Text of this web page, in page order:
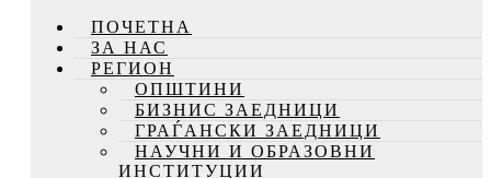
ПОЧЕТНА
ЗА НАС
РЕГИОН
ОПШТИНИ
БИЗНИС ЗАЕДНИЦИ
ГРАЃАНСКИ ЗАЕДНИЦИ
НАУЧНИ И ОБРАЗОВНИ
ИНСТИТУЦИИ